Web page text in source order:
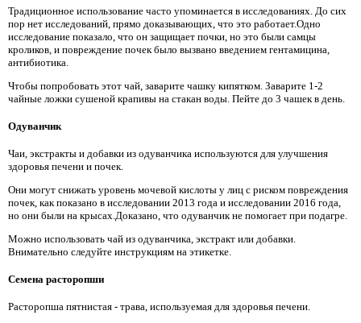
Традиционное использование часто упоминается в исследованиях. До сих
пор нет исследований, прямо доказывающих, что это работает.Одно
исследование показало, что он защищает почки, но это были самцы
кроликов, и повреждение почек было вызвано введением гентамицина,
антибиотика.
Чтобы попробовать этот чай, заварите чашку кипятком. Заварите 1-2
чайные ложки сушеной крапивы на стакан воды. Пейте до 3 чашек в день.
Одуванчик
Чаи, экстракты и добавки из одуванчика используются для улучшения
здоровья печени и почек.
Они могут снижать уровень мочевой кислоты у лиц с риском повреждения
почек, как показано в исследовании 2013 года и исследовании 2016 года,
но они были на крысах.Доказано, что одуванчик не помогает при подагре.
Можно использовать чай из одуванчика, экстракт или добавки.
Внимательно следуйте инструкциям на этикетке.
Семена расторопши
Расторопша пятнистая - трава, используемая для здоровья печени.